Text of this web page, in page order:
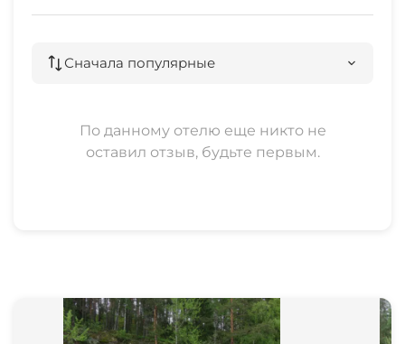
Сначала популярные
По данному отелю еще никто не
оставил отзыв, будьте первым.